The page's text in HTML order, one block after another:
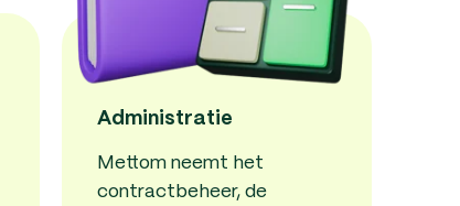
Administratie
Mettom neemt het
contractbeheer, de